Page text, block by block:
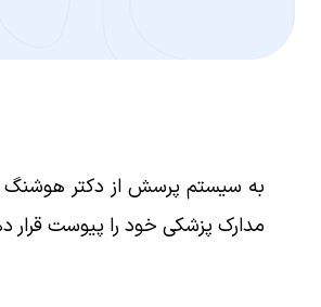
به سیستم پرسش از دکتر
مدارک پزشکی خود را پیوست